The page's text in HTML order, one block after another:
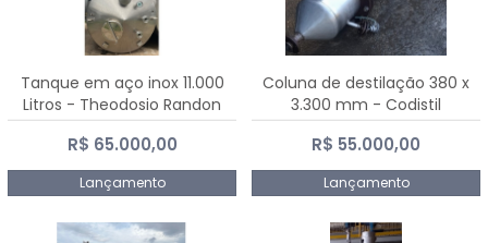
Tanque em aço inox 11.000
Litros - Theodosio Randon
R$ 65.000,00
Lançamento
Coluna de destilação 380 x
3.300 mm - Codistil
R$ 55.000,00
Lançamento